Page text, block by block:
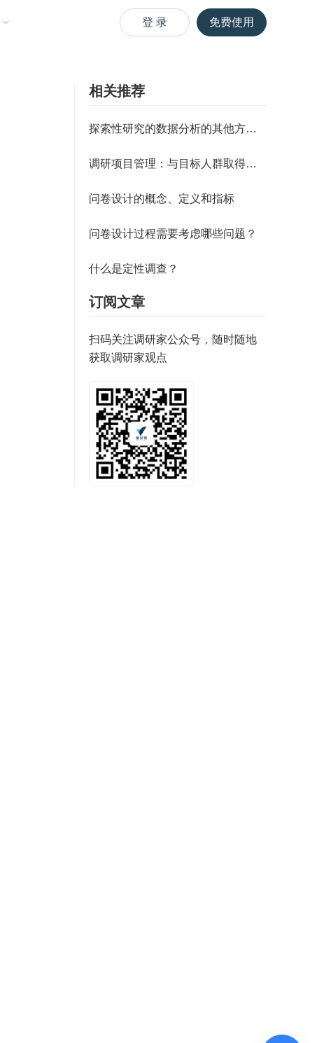
登 录 免费使用
相关推荐
探索性研究的数据分析的其他方法（
调研项目管理：与目标人群取得联系
问卷设计的概念、定义和指标
问卷设计过程需要考虑哪些问题？
什么是定性调查？
订阅文章
扫码关注调研家公众号，随时随地
获取调研家观点